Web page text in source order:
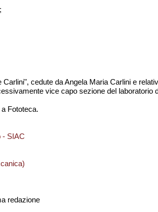
cedute da Angela Maria Carlini e
vice capo sezione del
Fototeca.
- SIAC
redazione